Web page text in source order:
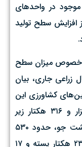
در واحدهای
افزایش سطح تولید
در خصوص میزان سطح
جاری، بیان
کشاورزی این
شهرستان زیر کشت گندم آبی، یک هزار و ۳۱۶ هکتار زیر
کشت دیم، ۱۴ هزار و ۴۲۶ هکتار زیر کشت جو، حدود ۵۳۰
هکتار دانه‌های روغنی کلزا، ۱۳ هزار و ۲۳۶ هکتار پسته و ۱۷